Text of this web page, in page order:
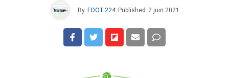
By FOOT 224 Published 2 juin 2021